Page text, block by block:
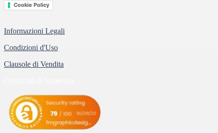
Cookie Policy
Informazioni Legali
Condizioni d'Uso
Clausole di Vendita